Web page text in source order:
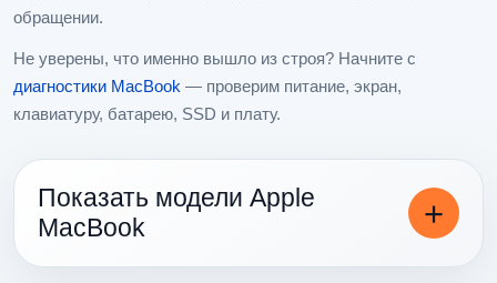
обращении.
Не уверены, что именно вышло из строя? Начните с
диагностики MacBook — проверим питание, экран,
клавиатуру, батарею, SSD и плату.
Показать модели Apple
MacBook